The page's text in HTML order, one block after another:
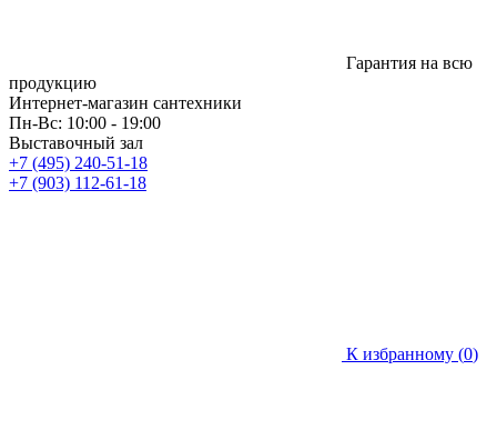
Гарантия на всю
продукцию
Интернет-магазин сантехники
Пн-Вс: 10:00 - 19:00
Выставочный зал
+7 (495) 240-51-18
+7 (903) 112-61-18
К избранному (0)